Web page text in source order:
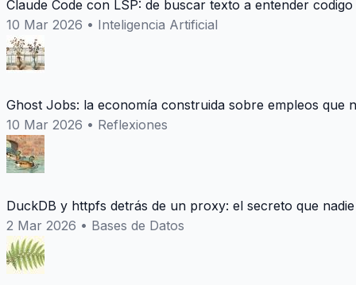
Claude Code con LSP: de buscar texto a entender codigo
10 Mar 2026 • Inteligencia Artificial
Ghost Jobs: la economía construida sobre empleos que
10 Mar 2026 • Reflexiones
DuckDB y httpfs detrás de un proxy: el secreto que
2 Mar 2026 • Bases de Datos